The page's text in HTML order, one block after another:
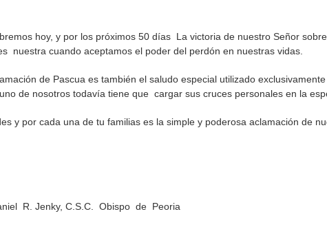
hoy, y por los próximos 50 días La victoria de nuestro Señor
nuestra cuando aceptamos el poder del perdón en nuestras vidas.
de Pascua es también el saludo especial utilizado
de nosotros todavía tiene que cargar sus cruces personales en la
y por cada una de tu familias es la simple y poderosa aclamación de
R. Jenky, C.S.C. Obispo de Peoria